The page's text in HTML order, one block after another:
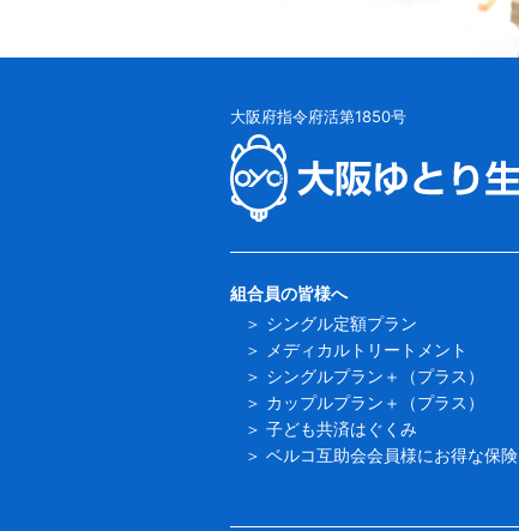
大阪府指令府活第1850号
組合員の皆様へ
シングル定額プラン
メディカルトリートメント
シングルプラン＋（プラス）
カップルプラン＋（プラス）
子ども共済はぐくみ
ベルコ互助会会員様にお得な保険